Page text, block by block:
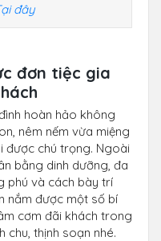
đây
đơn tiệc gia
hoàn hảo không
nêm nếm vừa miệng
được chú trọng. Ngoài
bằng dinh dưỡng, đa
phú và cách bày trí
nắm được một số bí
cơm đãi khách trong
chu, thịnh soạn nhé.